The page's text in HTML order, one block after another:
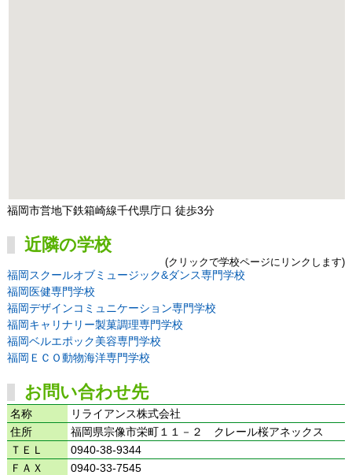
福岡市営地下鉄箱崎線千代県庁口 徒歩3分
近隣の学校
(クリックで学校ページにリンクします)
福岡スクールオブミュージック&ダンス専門学校
福岡医健専門学校
福岡デザインコミュニケーション専門学校
福岡キャリナリー製菓調理専門学校
福岡ベルエポック美容専門学校
福岡ＥＣＯ動物海洋専門学校
お問い合わせ先
名称
リライアンス株式会社
住所
福岡県宗像市栄町１１－２ クレール桜アネックス
ＴＥＬ
0940-38-9344
ＦＡＸ
0940-33-7545